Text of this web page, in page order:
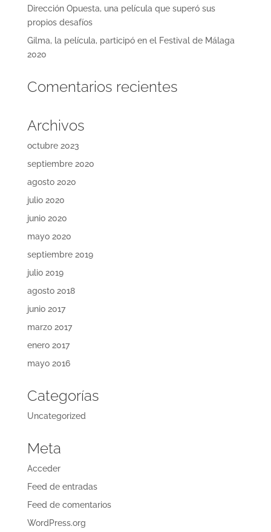
Dirección Opuesta, una película que superó sus
propios desafíos
Gilma, la película, participó en el Festival de Málaga
2020
Comentarios recientes
Archivos
octubre 2023
septiembre 2020
agosto 2020
julio 2020
junio 2020
mayo 2020
septiembre 2019
julio 2019
agosto 2018
junio 2017
marzo 2017
enero 2017
mayo 2016
Categorías
Uncategorized
Meta
Acceder
Feed de entradas
Feed de comentarios
WordPress.org